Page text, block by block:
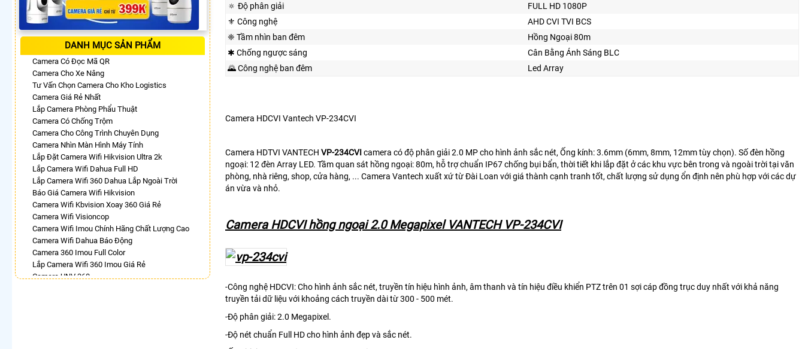
DANH MỤC SẢN PHẨM
Camera Có Đọc Mã QR
Camera Cho Xe Nâng
Tư Vấn Chọn Camera Cho Kho Logistics
Camera Giá Rẻ Nhất
Lắp Camera Phòng Phẩu Thuật
Camera Có Chống Trộm
Camera Cho Công Trình Chuyên Dụng
Camera Nhìn Màn Hình Máy Tính
Lắp Đặt Camera Wifi Hikvision Ultra 2k
Lắp Camera Wifi Dahua Full HD
Lắp Camera Wifi 360 Dahua Lắp Ngoài Trời
Báo Giá Camera Wifi Hikvision
Camera Wifi Kbvision Xoay 360 Giá Rẻ
Camera Wifi Visioncop
Camera Wifi Imou Chính Hãng Chất Lượng Cao
Camera Wifi Dahua Báo Động
Camera 360 Imou Full Color
Lắp Camera Wifi 360 Imou Giá Rẻ
Camera UNV 360
🔅 Độ phân giải
FULL HD 1080P
⚜️ Công nghệ
AHD CVI TVI BCS
❈ Tầm nhìn ban đêm
Hồng Ngoại 80m
✱ Chống ngược sáng
Cân Bằng Ánh Sáng BLC
🌄 Công nghệ ban đêm
Led Array
Camera HDCVI Vantech VP-234CVI
Camera HDTVI VANTECH VP-234CVI camera có độ phân giải 2.0 MP cho hình ảnh sắc nét, Ống kính: 3.6mm (6mm, 8mm, 12mm tùy chọn). Số đèn hồng
ngoại: 12 đèn Array LED. Tầm quan sát hồng ngoại: 80m, hỗ trợ chuẩn IP67 chống bụi bẩn, thời tiết khi lắp đặt ở các khu vực bên trong và ngoài trời tại văn
phòng, nhà riêng, shop, cửa hàng, ... Camera Vantech xuất xứ từ Đài Loan với giá thành cạnh tranh tốt, chất lượng sử dụng ổn định nên phù hợp với các dự
án vừa và nhỏ.
Camera HDCVI hồng ngoại 2.0 Megapixel VANTECH VP-234CVI
-Công nghệ HDCVI: Cho hình ảnh sắc nét, truyền tín hiệu hình ảnh, âm thanh và tín hiệu điều khiển PTZ trên 01 sợi cáp đồng trục duy nhất với khả năng
truyền tải dữ liệu với khoảng cách truyền dài từ 300 - 500 mét.
-Độ phân giải: 2.0 Megapixel.
-Độ nét chuẩn Full HD cho hình ảnh đẹp và sắc nét.